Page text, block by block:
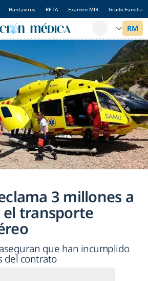
Hantavirus RETA Examen MIR Grado Familia
3 millones a
el transporte
que han incumplido
del contrato